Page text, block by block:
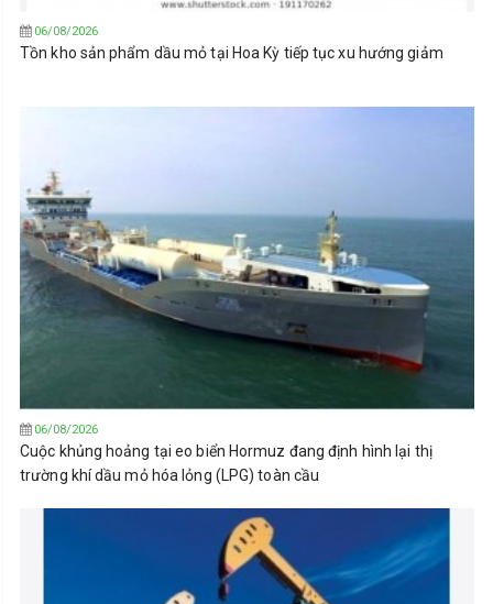
06/08/2026
Tồn kho sản phẩm dầu mỏ tại Hoa Kỳ tiếp tục xu hướng giảm
06/08/2026
Cuộc khủng hoảng tại eo biển Hormuz đang định hình lại thị
trường khí dầu mỏ hóa lỏng (LPG) toàn cầu